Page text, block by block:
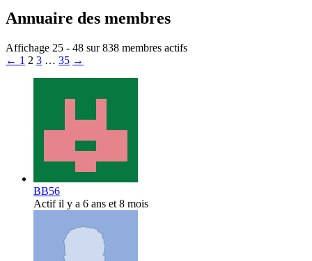
Annuaire des membres
Affichage 25 - 48 sur 838 membres actifs
← 1 2 3 … 35 →
BB56
Actif il y a 6 ans et 8 mois